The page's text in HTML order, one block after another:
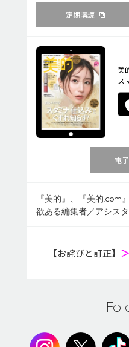
定期購読
美
ス
電
『美的』、『美的.com
欲ある編集者／アシス
【お詫びと訂正】 ＞